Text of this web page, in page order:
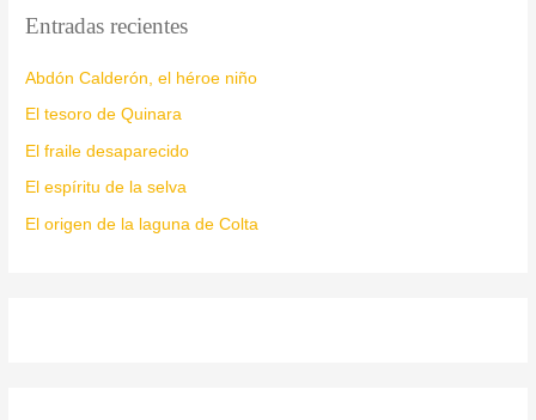
Entradas recientes
Abdón Calderón, el héroe niño
El tesoro de Quinara
El fraile desaparecido
El espíritu de la selva
El origen de la laguna de Colta